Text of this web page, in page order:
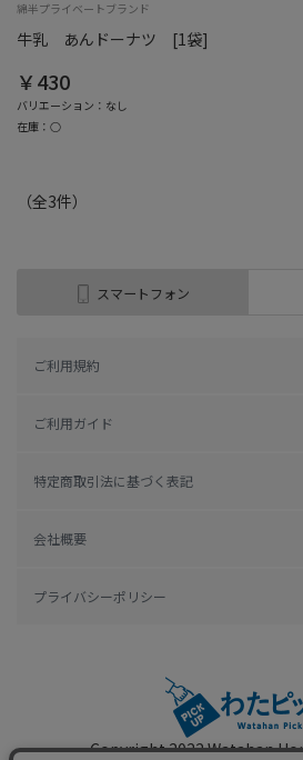
綿半プライベートブランド
牛乳 あんドーナツ [1袋]
￥430
バリエーション：なし
在庫：○
（全3件）
スマートフォン
ご利用規約
ご利用ガイド
特定商取引法に基づく表記
会社概要
プライバシーポリシー
Copyright 2022Watahan